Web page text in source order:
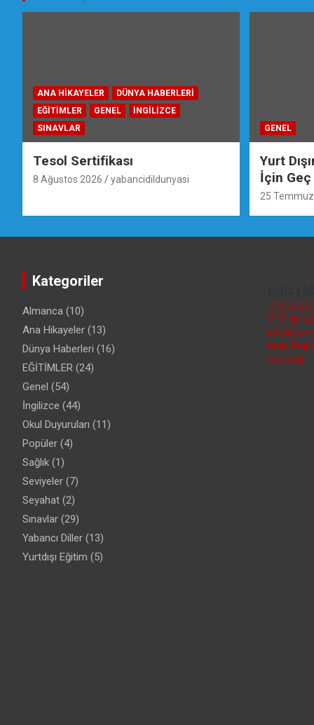
ANA HIKAYELER
DÜNYA HABERLERI
EĞİTİMLER
GENEL
İNGILIZCE
SINAVLAR
Tesol Sertifikası
8 Ağustos 2026 yabancidildunyasi
GENEL
Yurt
İçin Geç
25
Kategoriler
Almanca (10)
Ana Hikayeler (13)
Dünya Haberleri (16)
EĞİTİMLER (24)
Genel (54)
İngilizce (44)
Okul Duyuruları (11)
Popüler (4)
Sağlık (1)
Seviyeler (7)
Seyahat (2)
Sınavlar (29)
Yabancı Diller (13)
Yurtdışı Eğitim (5)
🇵🇹 ☎️
Mah. Plaj
İstanbul